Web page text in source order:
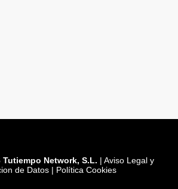
Tutiempo Network, S.L. | Aviso Legal y
de Datos| Política Cookies